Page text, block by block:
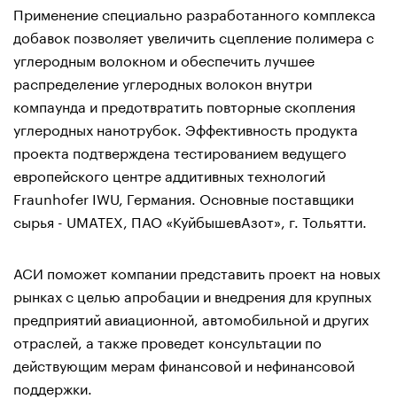
Применение специально разработанного комплекса
добавок позволяет увеличить сцепление полимера с
углеродным волокном и обеспечить лучшее
распределение углеродных волокон внутри
компаунда и предотвратить повторные скопления
углеродных нанотрубок. Эффективность продукта
проекта подтверждена тестированием ведущего
европейского центре аддитивных технологий
Fraunhofer IWU, Германия. Основные поставщики
сырья - UMATEX, ПАО «КуйбышевАзот», г. Тольятти.
АСИ поможет компании представить проект на новых
рынках с целью апробации и внедрения для крупных
предприятий авиационной, автомобильной и других
отраслей, а также проведет консультации по
действующим мерам финансовой и нефинансовой
поддержки.